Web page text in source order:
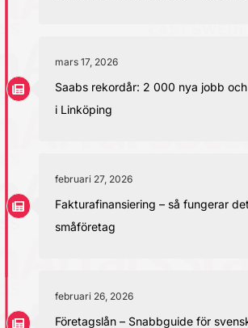
mars 17, 2026
Saabs rekordår: 2 000 nya jobb
i Linköping
februari 27, 2026
Fakturafinansiering – så fungerar
småföretag
februari 26, 2026
Företagslån – Snabbguide för